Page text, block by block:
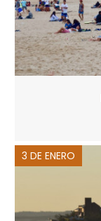
3 DE ENERO